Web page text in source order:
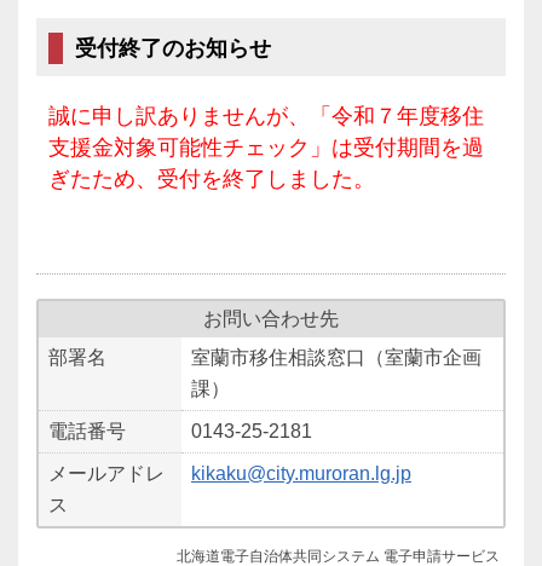
受付終了のお知らせ
誠に申し訳ありませんが、「令和７年度移住
支援金対象可能性チェック」は受付期間を過
ぎたため、受付を終了しました。
お問い合わせ先
部署名
室蘭市移住相談窓口（室蘭市企画
課）
電話番号 0143-25-2181
メールアドレ
ス
kikaku@city.muroran.lg.jp
北海道電子自治体共同システム 電子申請サービス